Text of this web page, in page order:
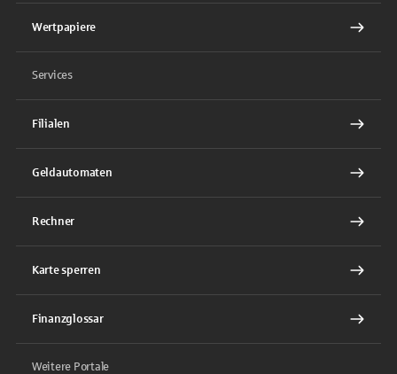
Wertpapiere
Services
Filialen
Geldautomaten
Rechner
Karte sperren
Finanzglossar
Weitere Portale